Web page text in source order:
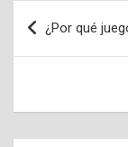
Navegación
de
¿Por qué